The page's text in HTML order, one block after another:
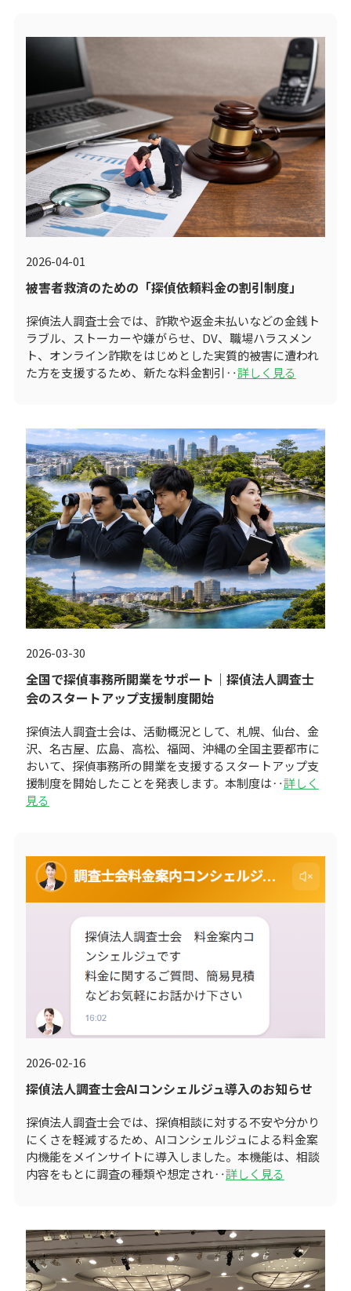
2026-04-01
被害者救済のための「探偵依頼料金の割引制度」
探偵法人調査士会では、詐欺や返金未払いなどの金銭ト
ラブル、ストーカーや嫌がらせ、DV、職場ハラスメン
ト、オンライン詐欺をはじめとした実質的被害に遭われ
た方を支援するため、新たな料金割引‥詳しく見る
2026-03-30
全国で探偵事務所開業をサポート｜探偵法人調査士
会のスタートアップ支援制度開始
探偵法人調査士会は、活動概況として、札幌、仙台、金
沢、名古屋、広島、高松、福岡、沖縄の全国主要都市に
おいて、探偵事務所の開業を支援するスタートアップ支
援制度を開始したことを発表します。本制度は‥詳しく
見る
2026-02-16
探偵法人調査士会AIコンシェルジュ導入のお知らせ
探偵法人調査士会では、探偵相談に対する不安や分かり
にくさを軽減するため、AIコンシェルジュによる料金案
内機能をメインサイトに導入しました。本機能は、相談
内容をもとに調査の種類や想定され‥詳しく見る